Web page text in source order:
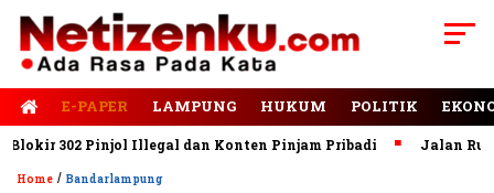
E-PAPER LAMPUNG HUKUM POLITIK
302 Pinjol Illegal dan Konten Pinjam Pribadi Jalan Rusak
Home / Bandarlampung